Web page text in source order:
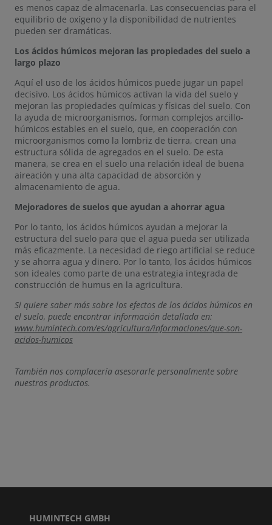
es menos capaz de almacenarla. Las consecuencias para el
equilibrio de oxígeno y la disponibilidad de nutrientes
pueden ser dramáticas.
Los ácidos húmicos mejoran las propiedades del suelo a
largo plazo
Aquí el uso de los ácidos húmicos puede jugar un papel
decisivo. Los ácidos húmicos activan la vida del suelo y
mejoran las propiedades químicas y físicas del suelo. Con
la ayuda de microorganismos, forman complejos arcillo-
húmicos estables en el suelo, que, en cooperación con
microorganismos como la lombriz de tierra, crean una
estructura sólida de agregados en el suelo. De esta
manera, se crea en el suelo una relación ideal de buena
aireación y una alta capacidad de absorción y
almacenamiento de agua.
Mejoradores de suelos que ayudan a ahorrar agua
Por lo tanto, los ácidos húmicos ayudan a mejorar la
estructura del suelo para que el agua pueda ser utilizada
más eficazmente. La necesidad de riego artificial se reduce
y se ahorra agua y dinero. Por lo tanto, los ácidos húmicos
son ideales como parte de una estrategia integrada de
construcción de humus en la agricultura.
Si quiere saber más sobre los efectos de los ácidos húmicos en
el suelo, puede encontrar información detallada en:
www.humintech.com/es/agricultura/informaciones/que-son-
acidos-humicos
También nos complacería asesorarle personalmente sobre
nuestros productos.
HUMINTECH GMBH